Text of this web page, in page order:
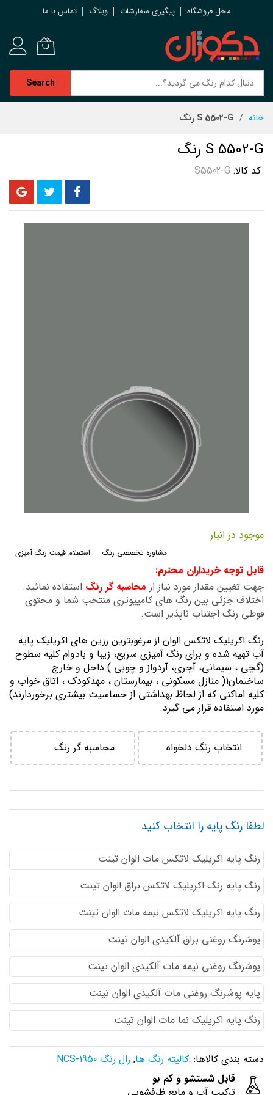
محل فروشگاه پیگیری سفارشات وبلاگ تماس با ما
Search
خانه S 5502-G رنگ
S 5502-G رنگ
کد کالا S5502-G
ابتدای
گالری
موجود در انبار
استعلام قیمت رنگ آمیزی مشاوره تخصصی رنگ
قابل توجه خریداران محترم:
جهت تغیین مقدار مورد نیاز از محاسبه گر رنگ استفاده نمائید.
اختلاف جزئی بین رنگ های کامپیوتری منتخب شما و محتوی
قوطی رنگ اجتناب ناپذیر است.
رنگ اكريليك لاتكس الوان از مرغوبترين رزين هاي اكريليك پايه
آب تهيه شده و برای رنگ آمیزی سریع، زیبا و بادوام کلیه سطوح
(گچی ، سیمانی، آجری، آردواز و چوبی ) داخل و خارج
ساختمان1( منازل مسكوني ، بيمارستان ، مهدكودك ، اتاق خواب و
كليه اماكني كه از لحاظ بهداشتي از حساسيت بيشتري برخوردارند)
مورد استفاده قرار می گیرد.
انتخاب رنگ دلخواه محاسبه گر رنگ
لطفا رنگ پایه را انتخاب کنید
رنگ پایه اكريليك لاتكس مات الوان تینت
رنگ پایه رنگ اكريليك لاتكس براق الوان تینت
رنگ پایه اكريليك لاتكس نيمه مات الوان تینت
پوشرنگ روغنی براق آلکیدی الوان تینت
پوشرنگ روغنی نیمه مات آلکیدی الوان تینت
پایه پوشرنگ روغنی مات آلکیدی الوان تینت
رنگ پایه اکریلیک نما مات الوان تینت
دسته بندی کالاها: :کالیته رنگ ها, رال رنگ NCS-1950
قابل شستشو و کم بو